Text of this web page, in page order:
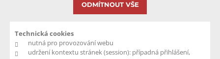
Technická cookies
nutná pro provozování webu
udržení kontextu stránek (session): případná přihlášení,
ODMÍTNOUT VŠE